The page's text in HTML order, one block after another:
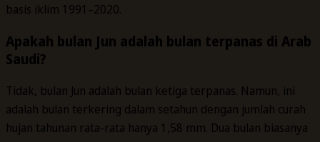
basis iklim 1991–2020.
Apakah bulan Jun adalah bulan terpanas di Arab
Saudi?
Tidak, bulan Jun adalah bulan ketiga terpanas. Namun, ini
adalah bulan terkering dalam setahun dengan jumlah curah
hujan tahunan rata-rata hanya 1,58 mm. Dua bulan biasanya